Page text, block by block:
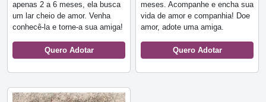
apenas 2 a 6 meses, ela busca
um lar cheio de amor. Venha
conhecê-la e torne-a sua amiga!
Quero Adotar
meses. Acompanhe e encha sua
vida de amor e companhia! Doe
amor, adote uma amiga.
Quero Adotar